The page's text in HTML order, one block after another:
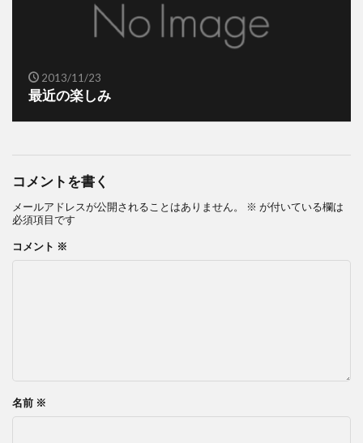
2013/11/23
最近の楽しみ
コメントを書く
メールアドレスが公開されることはありません。 ※ が付いている欄は
必須項目です
コメント ※
名前 ※